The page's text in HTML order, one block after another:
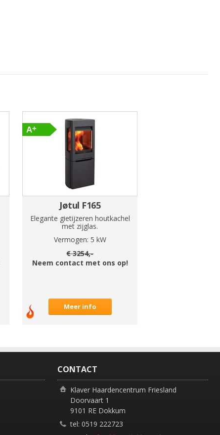
Jøtul F165
Elegante gietijzeren houtkachel
met zijglas.
Vermogen: 5 kW
€3254,-
Neem contact met ons op!
Meer info
CONTACT
Klaver Haardencentrum Friesland
Doorvaart 1
9101 RE Dokkum
tel: 0519 222723